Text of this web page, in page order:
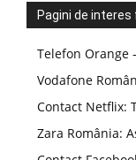
Pagini de
Telefon Orange
Vodafone
Contact Netflix:
Zara România: